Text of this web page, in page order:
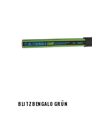
BLITZBENGALO GRÜN